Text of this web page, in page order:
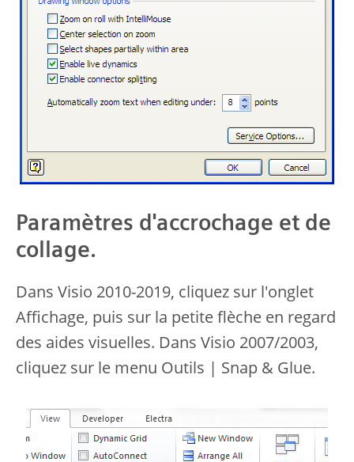
Paramètres d'accrochage et de
collage.
Dans Visio 2010-2019, cliquez sur l'onglet
Affichage, puis sur la petite flèche en regard
des aides visuelles. Dans Visio 2007/2003,
cliquez sur le menu Outils | Snap & Glue.